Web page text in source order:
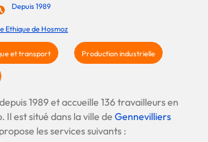
Depuis 1989
Ethique de Hosmoz
et transport Production industrielle
1989 et accueille 136 travailleurs en
Il est situé dans la ville deGennevilliers
les services suivants :